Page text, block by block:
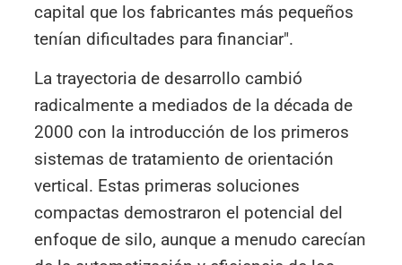
capital que los fabricantes más pequeños
tenían dificultades para financiar".
La trayectoria de desarrollo cambió
radicalmente a mediados de la década de
2000 con la introducción de los primeros
sistemas de tratamiento de orientación
vertical. Estas primeras soluciones
compactas demostraron el potencial del
enfoque de silo, aunque a menudo carecían